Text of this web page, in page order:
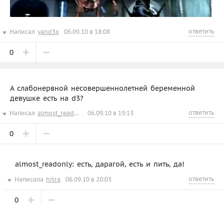
Написал yand3x 06.09.10 в 18:08 ответить
0
А слабонервной несовершеннолетней беременной
девушке есть на d3?
Написал almost_readonly 06.09.10 в 19:13 ответить
0
almost_readonly: есть, дарагой, есть и пить, да!
Написала hitra 06.09.10 в 20:03 ответить
0